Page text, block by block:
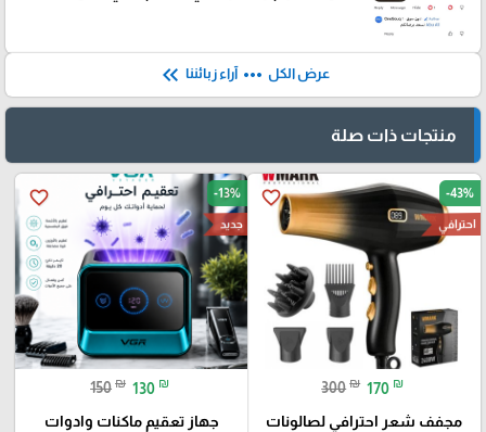
عرض الكل more_horiz آراء زبائننا keyboard_double_arrow_left
منتجات ذات صلة
favorite_border -43%
احترافي
300 ₪ 170 ₪
مجفف شعر احترافي لصالونات
favorite_border -13%
جديد
150 ₪ 130 ₪
جهاز تعقيم ماكنات وادوات